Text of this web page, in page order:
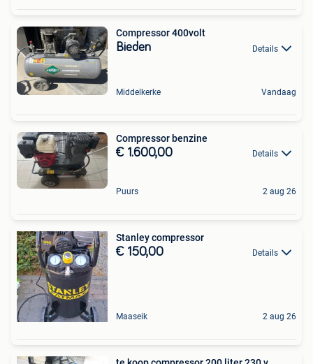
Compressor 400volt
Bieden Details
Middelkerke Vandaag
Compressor benzine
€ 1.600,00 Details
Puurs 2 aug 26
Stanley compressor
€ 150,00 Details
Maaseik 2 aug 26